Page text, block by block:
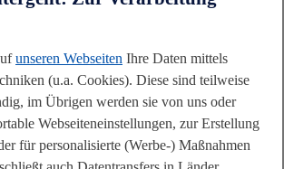
HAT FILIALEN IN
Sie immer eine Filiale in Ihrer Nähe!
aus, in das die Reise geht und geben Sie die
ein, um die Filialen in der Nähe Ihres
unseren Webseiten Ihre Daten mittels
(u.a. Cookies). Diese sind teilweise
im Übrigen werden sie von uns oder
Webseiteneinstellungen, zur Erstellung
für personalisierte (Werbe-) Maßnahmen